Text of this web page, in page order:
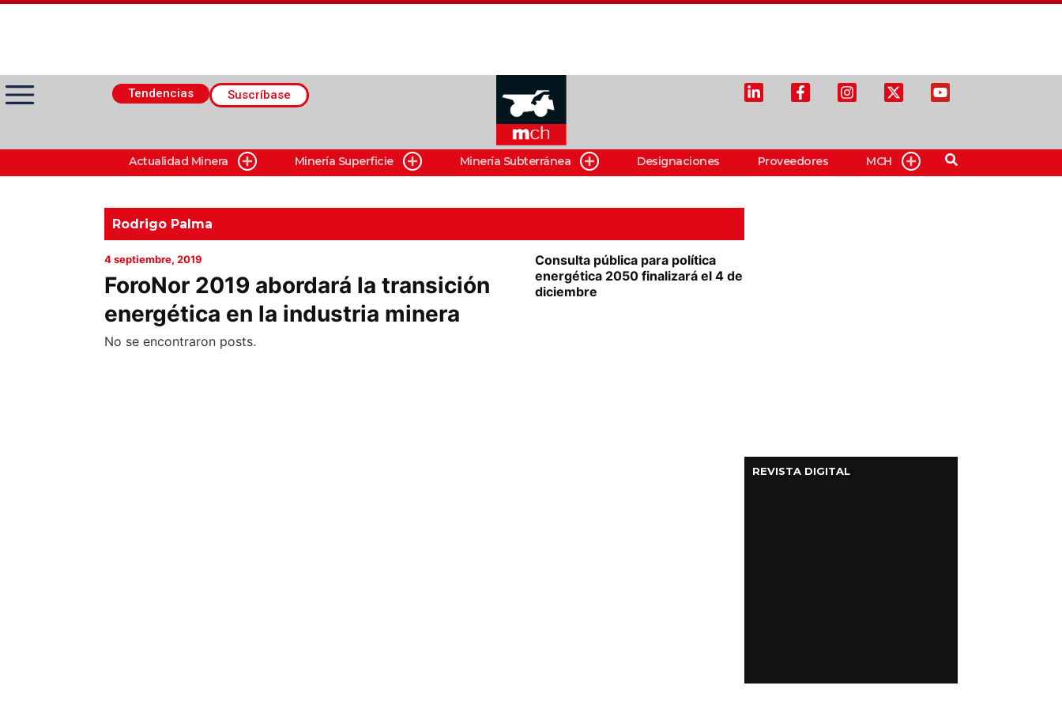
Tendencias Suscríbase
Actualidad Minera
Minería Superficie
Minerí­a Subterránea
Actualidad Minera Minería Superficie Minería Subterránea Designaciones Proveedores MCH
Rodrigo Palma
4 septiembre, 2019
ForoNor 2019 abordará la transición
energética en la industria minera
Consulta pública para política
energética 2050 finalizará el 4 de
diciembre
No se encontraron posts.
REVISTA DIGITAL